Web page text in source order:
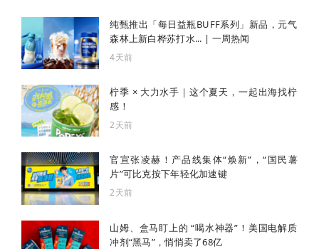
纯甄推出「每日益瓶BUFF系列」新品，元气
森林上新白桦苏打水... | 一周热闻
4天前
柠季 × 大力水手｜这个夏天，一起出海找柠
感！
2天前
官宣张凌赫！产品线集体“焕新”，“国民薯
片”可比克按下年轻化加速键
2天前
山姆、盒马盯上的 “喝水神器”！美国电解质
冲剂“黑马”，悄悄卖了68亿